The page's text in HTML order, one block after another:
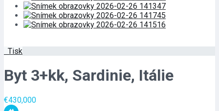
Tisk
Byt 3+kk, Sardinie, Itálie
€430,000